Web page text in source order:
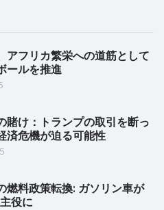
アフリカ繁栄への道筋として
ールを推進
賭け：トランプの取引を断っ
済危機が迫る可能性
燃料政策転換: ガソリン車が
役に